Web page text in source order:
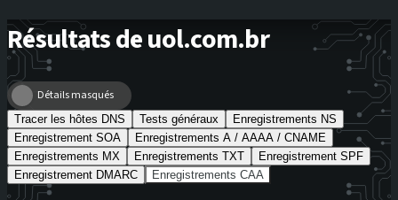
Résultats de uol.com.br
Détails masqués
Tracer les hôtes DNS Tests généraux
Enregistrements NS
Enregistrement SOA
Enregistrements A / AAAA / CNAME
Enregistrements MX
Enregistrements TXT
Enregistrement SPF
Enregistrement DMARC
Enregistrements CAA